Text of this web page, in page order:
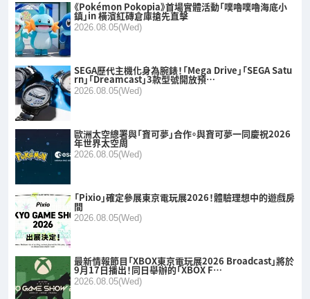
《Pokémon Pokopia》首場實體活動「噗嚕噗嚕海底小
鎮」in 橫濱紅磚倉庫搶先直擊
2026.08.05(Wed)
SEGA歷代主機化身為腕錶！「Mega Drive」「SEGA Satu
rn」「Dreamcast」3款型號開放預…
2026.08.05(Wed)
歐洲太空總署與「寶可夢」合作。與寶可夢一同慶祝2026
年世界太空周
2026.08.05(Wed)
「Pixio」確定參展東京電玩展2026！體驗理想中的遊戲房
間
2026.08.05(Wed)
最新情報節目「XBOX東京電玩展2026 Broadcast」將於
9月17日播出！同日舉辦的「XBOX F…
2026.08.05(Wed)